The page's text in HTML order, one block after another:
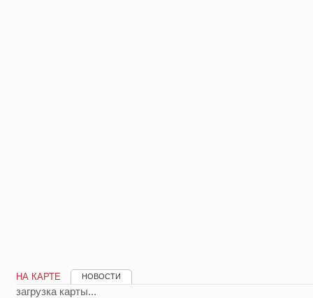
НА КАРТЕ НОВОСТИ
загрузка карты...